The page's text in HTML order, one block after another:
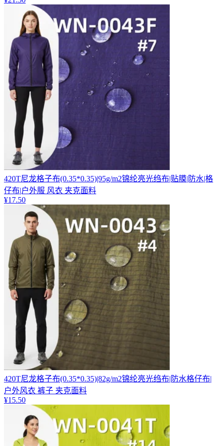
420T尼龙格子布(0.35*0.35)|95g/m2锦纶亮光绉布|贴膜|防水|格
仔布|户外服 风衣 夹克面料
¥17.50
420T尼龙格子布(0.35*0.35)|82g/m2锦纶亮光绉布|防水格仔布|
户外风衣 裤子 夹克面料
¥15.50